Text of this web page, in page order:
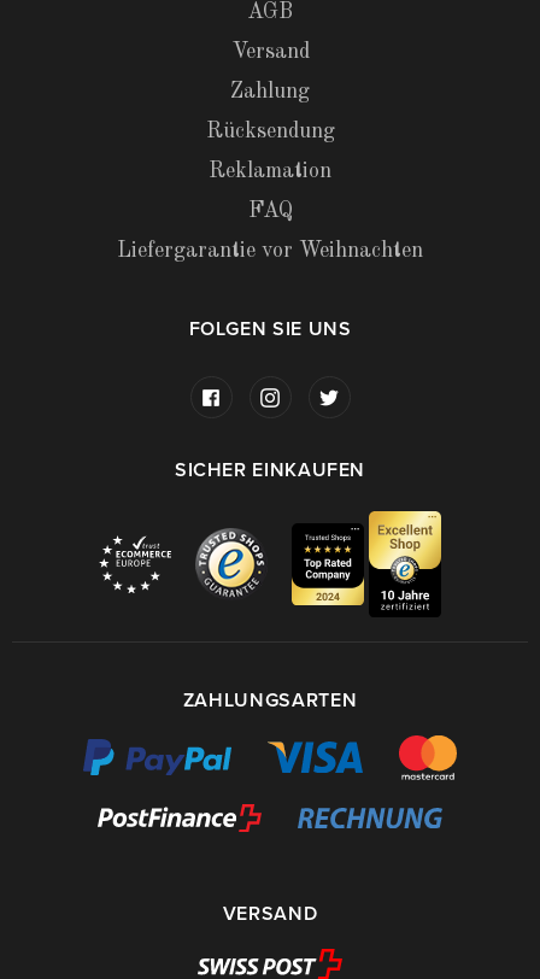
AGB
Versand
Zahlung
Rücksendung
Reklamation
FAQ
Liefergarantie vor Weihnachten
FOLGEN SIE UNS
SICHER EINKAUFEN
ZAHLUNGSARTEN
VERSAND